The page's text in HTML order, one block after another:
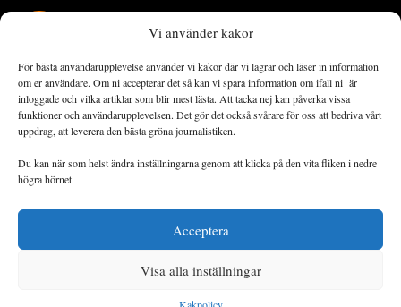
Vi använder kakor
För bästa användarupplevelse använder vi kakor där vi lagrar och läser in information
om er användare. Om ni accepterar det så kan vi spara information om ifall ni är
inloggade och vilka artiklar som blir mest lästa. Att tacka nej kan påverka vissa
funktioner och användarupplevelsen. Det gör det också svårare för oss att bedriva vårt
uppdrag, att leverera den bästa gröna journalistiken.
Du kan när som helst ändra inställningarna genom att klicka på den vita fliken i nedre
högra hörnet.
Acceptera
Visa alla inställningar
Landets Fria Tidning är en nyhetstidning med bred bevakning av
det viktigaste som händer lokalt och globalt och med fokus på
omställningsrörelsen. En omställning till ett hållbart samhälle går
både via starka och lika rättigheter för alla människor, minskade
ekonomiska och sociala klyftor, samt utrymme för allt levande att
utvecklas och frodas.